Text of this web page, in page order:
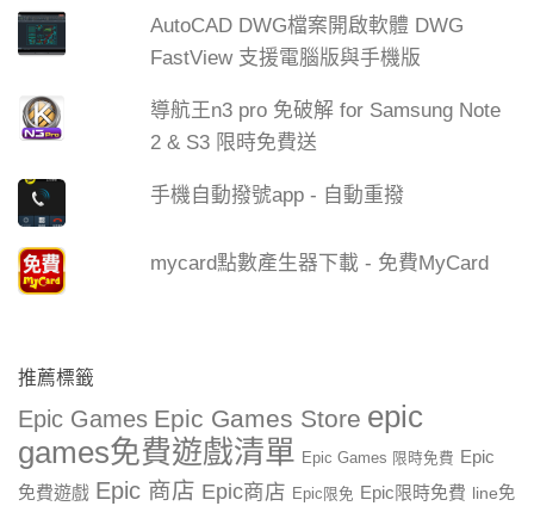
AutoCAD DWG檔案開啟軟體 DWG
FastView 支援電腦版與手機版
導航王n3 pro 免破解 for Samsung Note
2 & S3 限時免費送
手機自動撥號app - 自動重撥
mycard點數產生器下載 - 免費MyCard
推薦標籤
Epic Games Epic Games Store epic
games免費遊戲清單 Epic Games 限時免費 Epic
免費遊戲 Epic 商店 Epic商店 Epic限免 Epic限時免費 line免